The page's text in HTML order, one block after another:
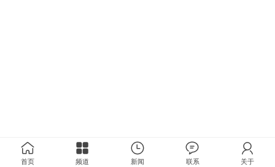
首页 频道 新闻 联系 关于